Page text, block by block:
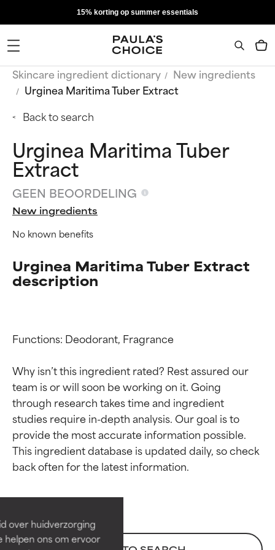
over huidverzorging
helpen ons om ervoor
15% korting op summer essentials
Skincare ingredient dictionary
New ingredients
Urginea Maritima Tuber Extract
Back to search
Urginea Maritima Tuber
Extract
GEEN BEOORDELING
New ingredients
No known benefits
Urginea Maritima Tuber Extract
description
Functions: Deodorant, Fragrance
Why isn’t this ingredient rated? Rest assured our
team is or will soon be working on it. Going
through research takes time and ingredient
studies require in-depth analysis. Our goal is to
provide the most accurate information possible.
This ingredient database is updated daily, so check
Beoordelingen van
ingrediënten
Bewezen en ondersteund door
onafhankelijk onderzoek.
Beoordelingen van
ingrediënten
Bewezen en ondersteund door
onafhankelijk onderzoek.